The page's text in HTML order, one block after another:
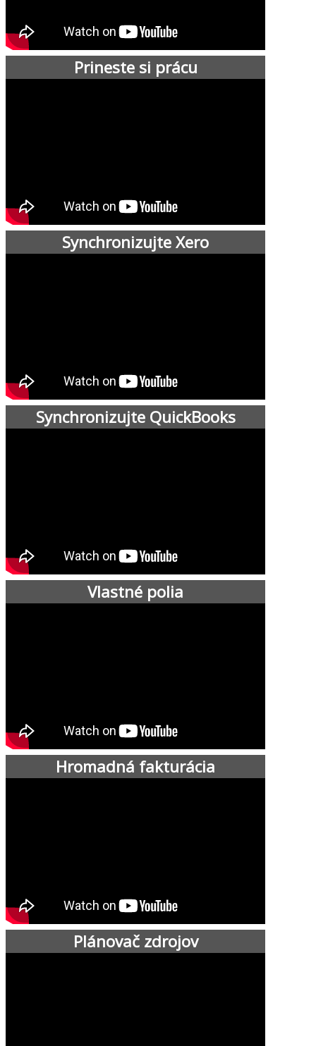
Prineste si prácu
Synchronizujte Xero
Synchronizujte QuickBooks
Vlastné polia
Hromadná fakturácia
Plánovač zdrojov